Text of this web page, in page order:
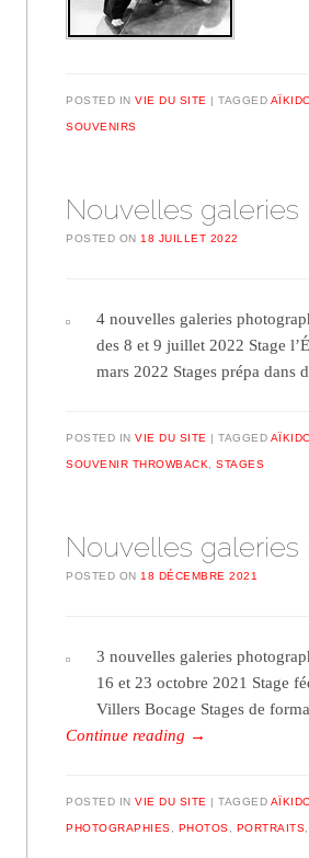
POSTED INVIE DU SITE TAGGED
SOUVENIRS
Nouvelles
POSTED ON 18 JUILLET 2022
4 nouvelles galeries
des 8 et 9 juillet 2022 Stage
mars 2022 Stages prépa
POSTED INVIE DU SITE TAGGED
SOUVENIR THROWBACK ,STAGES
Nouvelles
POSTED ON 18 DÉCEMBRE 2021
3 nouvelles galeries
16 et 23 octobre 2021 Stage
Villers Bocage Stages de
Continue reading →
POSTED INVIE DU SITE TAGGED
PHOTOGRAPHIES PHOTOS PORTRAITS